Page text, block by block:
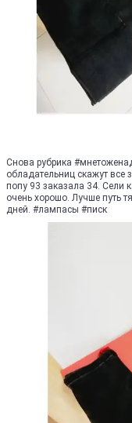
Снова рубрика
обладательниц скажут все
попу 93 заказала 34. Сели
очень хорошо. Лучше путь
дней. #лампасы #писк